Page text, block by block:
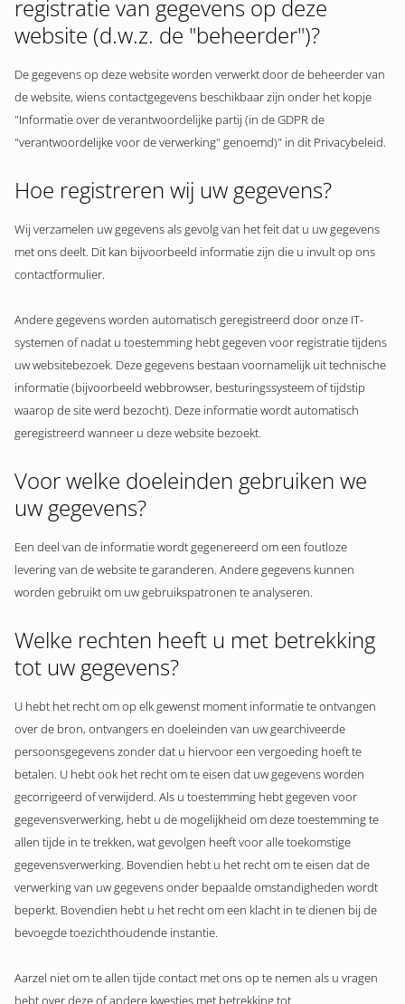
registratie van gegevens op deze
website (d.w.z. de "beheerder")?
De gegevens op deze website worden verwerkt door de beheerder van
de website, wiens contactgegevens beschikbaar zijn onder het kopje
"Informatie over de verantwoordelijke partij (in de GDPR de
"verantwoordelijke voor de verwerking" genoemd)" in dit Privacybeleid.
Hoe registreren wij uw gegevens?
Wij verzamelen uw gegevens als gevolg van het feit dat u uw gegevens
met ons deelt. Dit kan bijvoorbeeld informatie zijn die u invult op ons
contactformulier.
Andere gegevens worden automatisch geregistreerd door onze IT-
systemen of nadat u toestemming hebt gegeven voor registratie tijdens
uw websitebezoek. Deze gegevens bestaan voornamelijk uit technische
informatie (bijvoorbeeld webbrowser, besturingssysteem of tijdstip
waarop de site werd bezocht). Deze informatie wordt automatisch
geregistreerd wanneer u deze website bezoekt.
Voor welke doeleinden gebruiken we
uw gegevens?
Een deel van de informatie wordt gegenereerd om een foutloze
levering van de website te garanderen. Andere gegevens kunnen
worden gebruikt om uw gebruikspatronen te analyseren.
Welke rechten heeft u met betrekking
tot uw gegevens?
U hebt het recht om op elk gewenst moment informatie te ontvangen
over de bron, ontvangers en doeleinden van uw gearchiveerde
persoonsgegevens zonder dat u hiervoor een vergoeding hoeft te
betalen. U hebt ook het recht om te eisen dat uw gegevens worden
gecorrigeerd of verwijderd. Als u toestemming hebt gegeven voor
gegevensverwerking, hebt u de mogelijkheid om deze toestemming te
allen tijde in te trekken, wat gevolgen heeft voor alle toekomstige
gegevensverwerking. Bovendien hebt u het recht om te eisen dat de
verwerking van uw gegevens onder bepaalde omstandigheden wordt
beperkt. Bovendien hebt u het recht om een klacht in te dienen bij de
bevoegde toezichthoudende instantie.
Aarzel niet om te allen tijde contact met ons op te nemen als u vragen
hebt over deze of andere kwesties met betrekking tot